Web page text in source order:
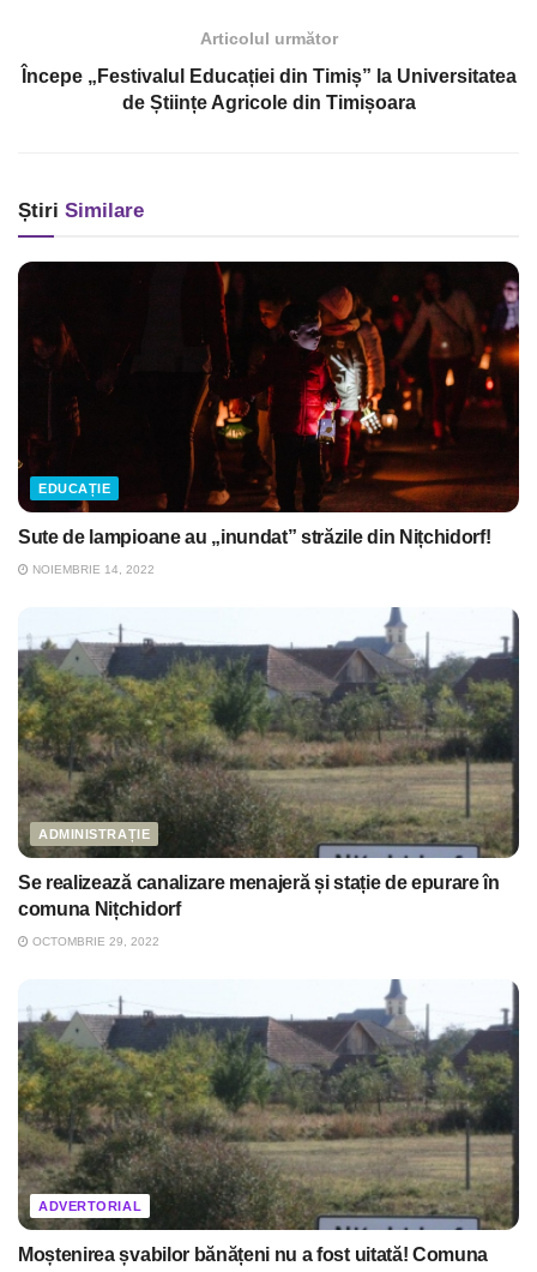
Articolul următor
Începe „Festivalul Educației din Timiș” la Universitatea
de Științe Agricole din Timișoara
Știri Similare
EDUCAȚIE
Sute de lampioane au „inundat” străzile din Nițchidorf!
NOIEMBRIE 14, 2022
ADMINISTRAȚIE
Se realizează canalizare menajeră și stație de epurare în
comuna Nițchidorf
OCTOMBRIE 29, 2022
ADVERTORIAL
Moștenirea șvabilor bănățeni nu a fost uitată! Comuna